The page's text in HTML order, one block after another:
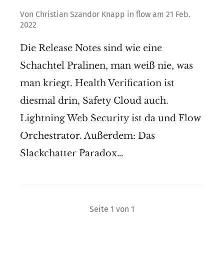
Von Christian Szandor Knapp in flow am 21 Feb.
2022
Die Release Notes sind wie eine
Schachtel Pralinen, man weiß nie, was
man kriegt. Health Verification ist
diesmal drin, Safety Cloud auch.
Lightning Web Security ist da und Flow
Orchestrator. Außerdem: Das
Slackchatter Paradox…
Seite 1 von 1